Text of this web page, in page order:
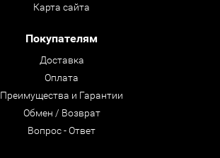
Карта сайта
Покупателям
Доставка
Оплата
Преимущества и Гарантии
Обмен / Возврат
Вопрос - Ответ